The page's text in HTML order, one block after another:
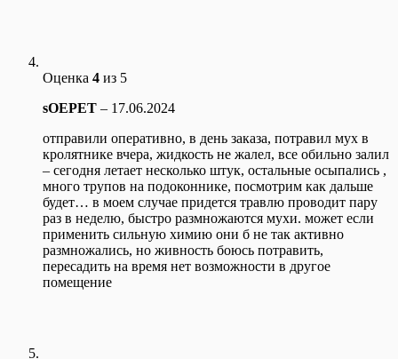
Оценка 4 из 5
sOEPET – 17.06.2024
отправили оперативно, в день заказа, потравил мух в
кролятнике вчера, жидкость не жалел, все обильно залил
– сегодня летает несколько штук, остальные осыпались ,
много трупов на подоконнике, посмотрим как дальше
будет… в моем случае придется травлю проводит пару
раз в неделю, быстро размножаются мухи. может если
применить сильную химию они б не так активно
размножались, но живность боюсь потравить,
пересадить на время нет возможности в другое
помещение